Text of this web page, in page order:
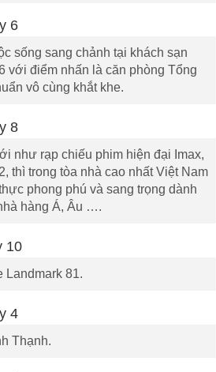
sống sang chảnh tại khách sạn
với điểm nhấn là căn phòng Tổng
vô cùng khắt khe.
như rạp chiếu phim hiện đại Imax,
thì trong tòa nhà cao nhất Việt Nam
phong phú và sang trọng dành
hàng Á, Âu ….
Landmark 81.
Thạnh.